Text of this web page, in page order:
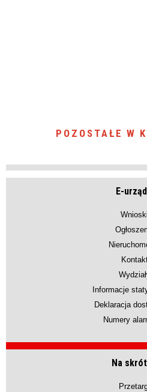
POZOSTAŁE W
E-urząd
Wnioski
Informacje
Deklaracja
Numery
Na